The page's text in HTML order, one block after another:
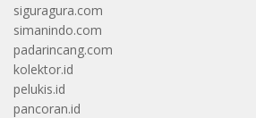
siguragura.com
simanindo.com
padarincang.com
kolektor.id
pelukis.id
pancoran.id